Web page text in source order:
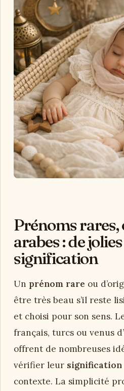
Prénoms
arabes : de
signification
Un prénom rare ou
être très beau s’il reste
et choisi pour son sens.
français, turcs ou venus
offrent de nombreuses
vérifier leur signification
contexte. La simplicité